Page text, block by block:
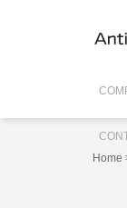
Home